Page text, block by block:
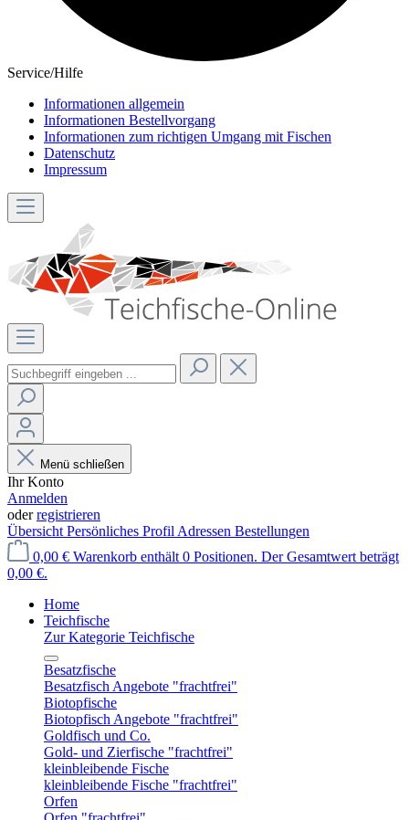
Service/Hilfe
Informationen allgemein
Informationen Bestellvorgang
Informationen zum richtigen Umgang mit Fischen
Datenschutz
Impressum
Menü schließen
Ihr Konto
Anmelden
oderregistrieren
Übersicht Persönliches Profil Adressen Bestellungen
0,00 € Warenkorb enthält 0 Positionen. Der Gesamtwert beträgt
0,00 €.
Home
Teichfische
Zur Kategorie Teichfische
Besatzfische
Besatzfisch Angebote "frachtfrei"
Biotopfische
Biotopfisch Angebote "frachtfrei"
Goldfisch und Co.
Gold- und Zierfische "frachtfrei"
kleinbleibende Fische
kleinbleibende Fische "frachtfrei"
Orfen